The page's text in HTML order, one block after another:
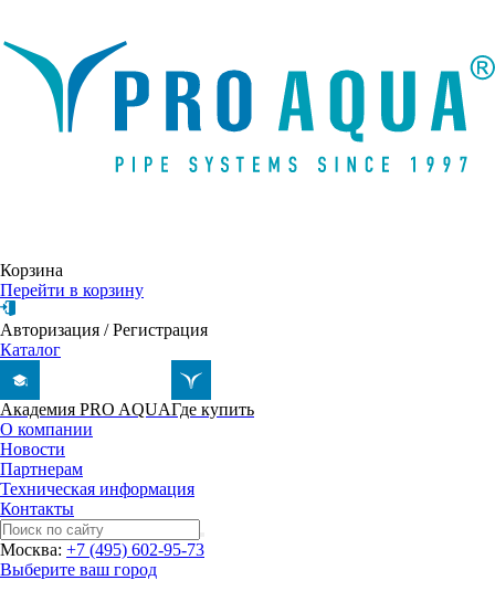
Корзина
Перейти в корзину
Авторизация /Регистрация
Каталог
Академия PRO AQUAГде купить
О компании
Новости
Партнерам
Техническая информация
Контакты
Москва: +7 (495) 602-95-73
Выберите ваш город